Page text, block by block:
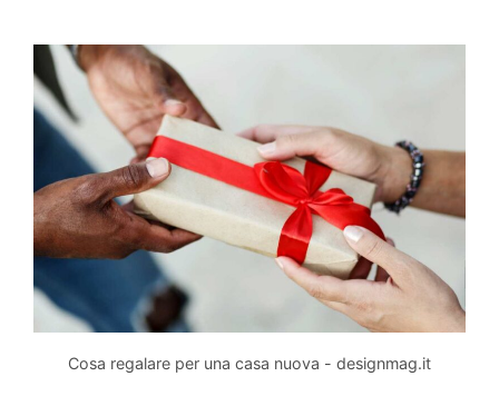
Cosa regalare per una casa nuova - designmag.it